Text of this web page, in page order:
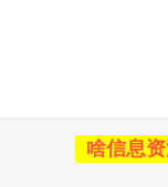
啥信息